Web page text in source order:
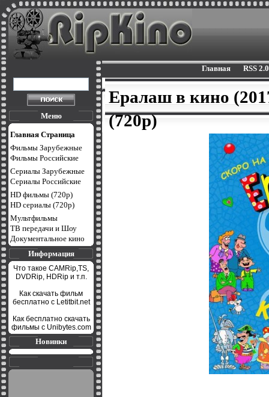
Главная RSS 2.0
Меню
Главная Страница
Фильмы Зарубежные
Фильмы Российские
Сериалы Зарубежные
Сериалы Российские
HD фильмы (720p)
HD сериалы (720p)
Мультфильмы
ТВ передачи и Шоу
Документальное кино
Информация
Что такое CAMRip,TS,
DVDRip, HDRip и т.п.
Как скачать фильм
бесплатно с Letitbit.net
Как бесплатно скачать
фильмы с Unibytes.com
Новинки
Ералаш в кино
(720p)